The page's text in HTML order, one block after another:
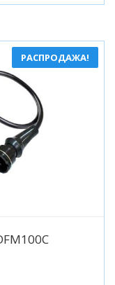
РАСПРОДАЖА!